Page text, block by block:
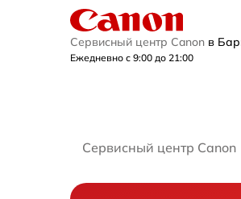
Сервисный центр Canon в
Ежедневно с 9:00 до 21:00
Сервисный центр Canon